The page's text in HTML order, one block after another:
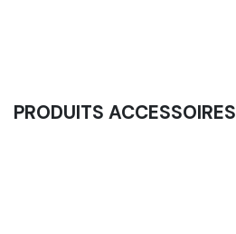
PRODUITS ACCESSOIRES